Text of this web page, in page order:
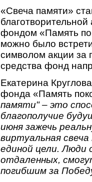
«Свеча памяти»
фондом «Память
можно было
символом акции за
средства фонд
Екатерина
фонда «Память
памяти" – это
благополучие
июня зажечь
виртуальная
единой цели. Люди
отдаленных,
погибшим за